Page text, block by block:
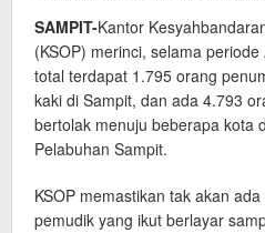
SAMPIT-Kantor
(KSOP) merinci, selama
total terdapat 1.795 orang
kaki di Sampit, dan ada 4.793
bertolak menuju beberapa kota
Pelabuhan Sampit.
KSOP memastikan tak akan
pemudik yang ikut berlayar